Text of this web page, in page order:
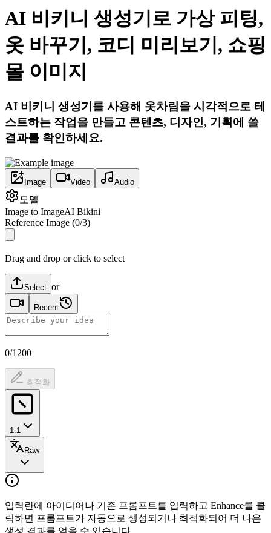
AI 비키니 생성기로 가상 피팅,
옷 바꾸기, 코디 미리보기, 쇼핑
몰 이미지
AI 비키니 생성기를 사용해 옷차림을 시각적으로 테
스트하는 작업을 만들고 콘텐츠, 디자인, 기획에 쓸
결과를 확인하세요.
Image Video Audio
모델
Image to ImageAI Bikini
Reference Image (0/3)
Drag and drop or click to select
Select or
Recent
0/1200
최적화
1:1
Raw
입력란에 아이디어나 기존 프롬프트를 입력하고 Enhance를 클
릭하면 프롬프트가 자동으로 생성되거나 최적화되어 더 나은
생성 결과를 얻을 수 있습니다.